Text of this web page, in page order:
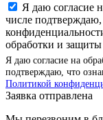
Я даю согласие
числе
обработки и
Я даю согласие на
подтверждаю, что
Политикой
Заявка отправлена